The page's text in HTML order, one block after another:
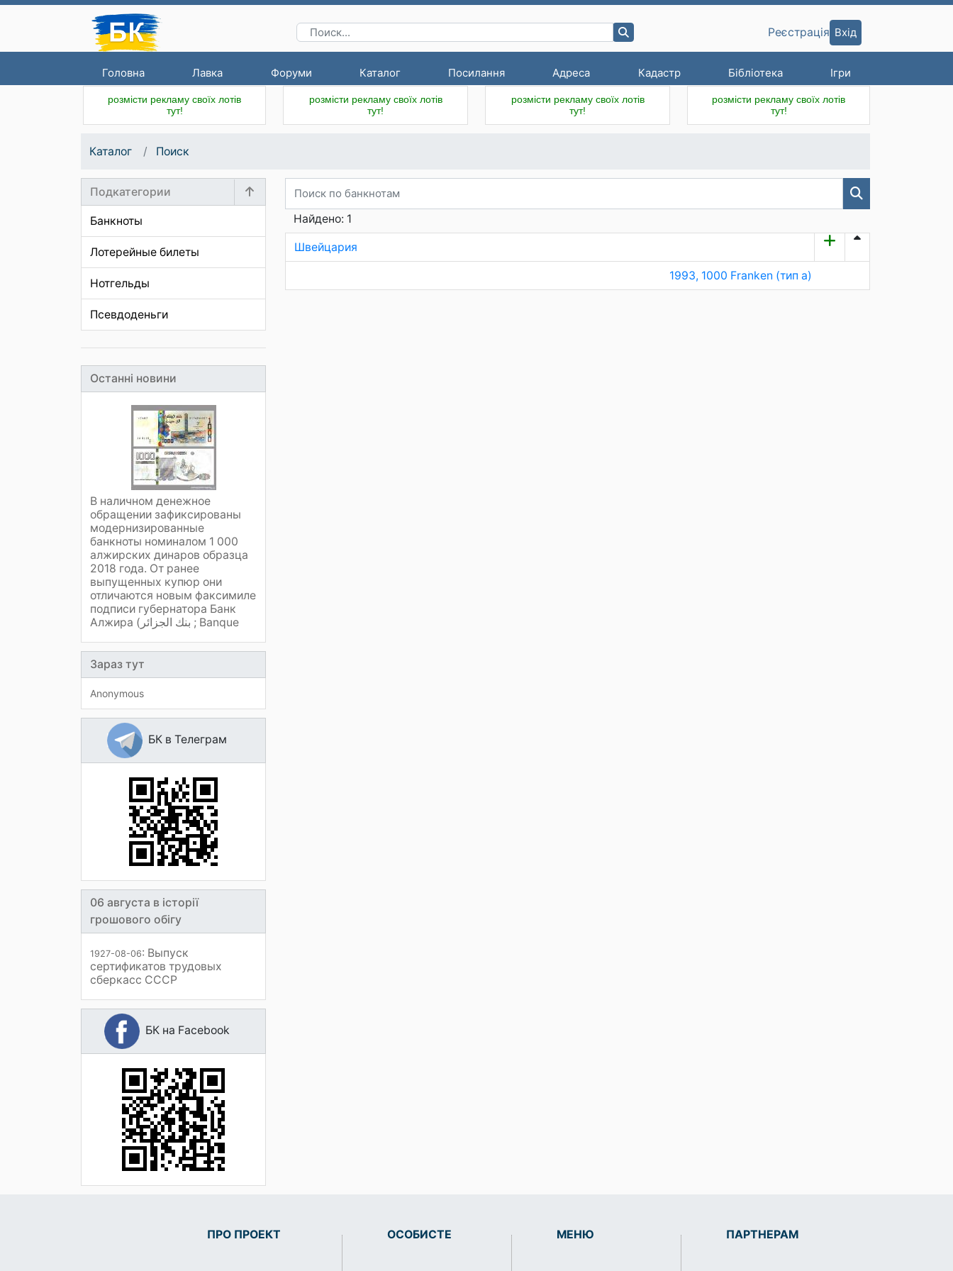
Головна Лавка Форуми Каталог Посилання Адреса Кадастр Бібліотека Ігри
Реєстрація Вхід
розмісти рекламу своїх лотів
тут!
розмісти рекламу своїх лотів
тут!
розмісти рекламу своїх лотів
тут!
розмісти рекламу своїх лотів
тут!
Каталог Поиск
Подкатегории
Банкноты
Лотерейные билеты
Нотгельды
Псевдоденьги
Останні новини
В наличном денежное
обращении зафиксированы
модернизированные
банкноты номиналом 1 000
алжирских динаров образца
2018 года. От ранее
выпущенных купюр они
отличаются новым факсимиле
подписи губернатора Банк
Алжира (بنك الجزائر ; Banque
Зараз тут
Anonymous
БК в Телеграм
06 августа в історії
грошового обігу
1927-08-06: Выпуск
сертификатов трудовых
сберкасс СССР
БК на Facebook
Найдено: 1
Швейцария
1993, 1000 Franken (тип a)
ПРО ПРОЕКТ ОСОБИСТЕ МЕНЮ ПАРТНЕРАМ